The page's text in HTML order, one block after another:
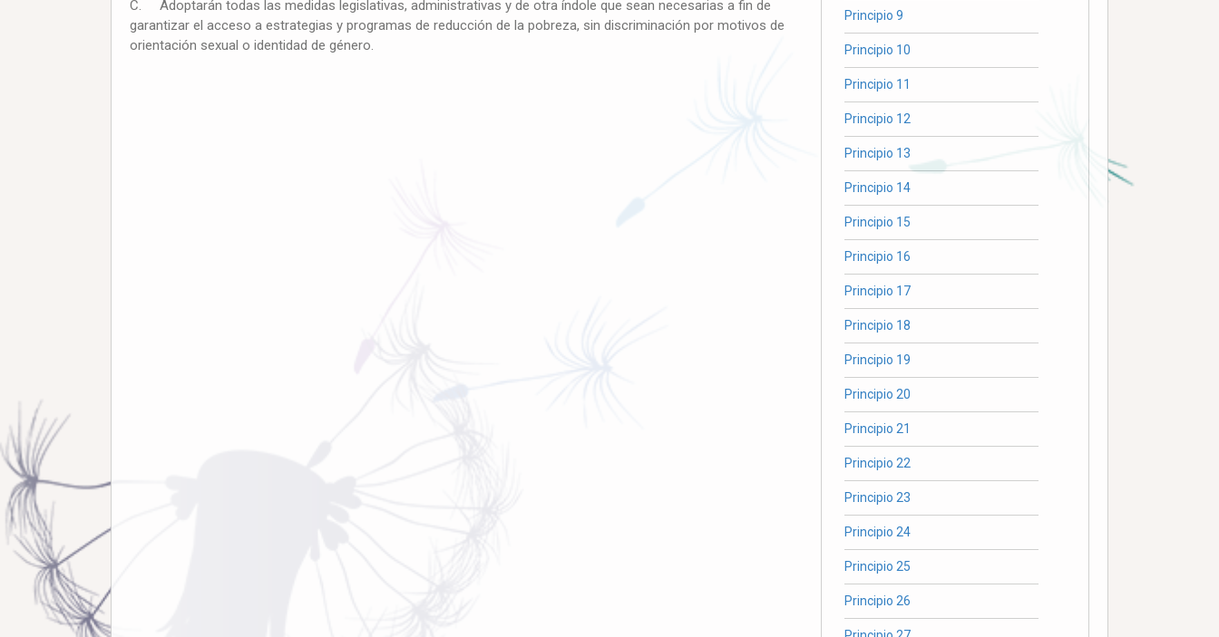
C. Adoptarán todas las medidas legislativas, administrativas y de otra índole que sean necesarias a fin de
garantizar el acceso a estrategias y programas de reducción de la pobreza, sin discriminación por motivos de
orientación sexual o identidad de género.
Principio 9
Principio 10
Principio 11
Principio 12
Principio 13
Principio 14
Principio 15
Principio 16
Principio 17
Principio 18
Principio 19
Principio 20
Principio 21
Principio 22
Principio 23
Principio 24
Principio 25
Principio 26